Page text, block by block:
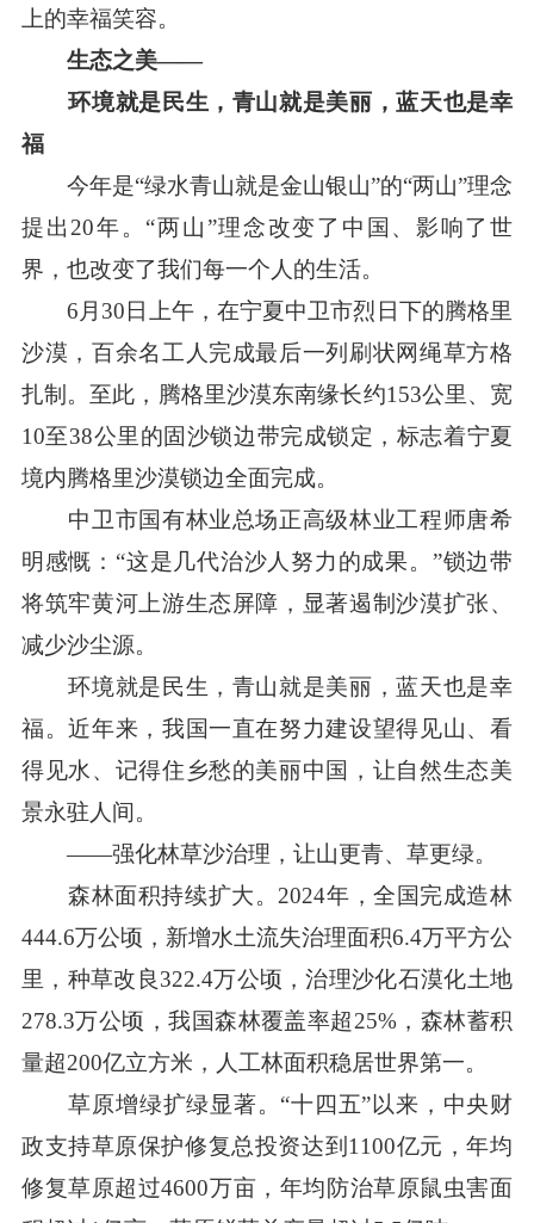
上的幸福笑容。
生态之美——
环境就是民生，青山就是美丽，蓝天也是幸
福
今年是“绿水青山就是金山银山”的“两山”理念
提出20年。“两山”理念改变了中国、影响了世
界，也改变了我们每一个人的生活。
6月30日上午，在宁夏中卫市烈日下的腾格里
沙漠，百余名工人完成最后一列刷状网绳草方格
扎制。至此，腾格里沙漠东南缘长约153公里、宽
10至38公里的固沙锁边带完成锁定，标志着宁夏
境内腾格里沙漠锁边全面完成。
中卫市国有林业总场正高级林业工程师唐希
明感慨：“这是几代治沙人努力的成果。”锁边带
将筑牢黄河上游生态屏障，显著遏制沙漠扩张、
减少沙尘源。
环境就是民生，青山就是美丽，蓝天也是幸
福。近年来，我国一直在努力建设望得见山、看
得见水、记得住乡愁的美丽中国，让自然生态美
景永驻人间。
——强化林草沙治理，让山更青、草更绿。
森林面积持续扩大。2024年，全国完成造林
444.6万公顷，新增水土流失治理面积6.4万平方公
里，种草改良322.4万公顷，治理沙化石漠化土地
278.3万公顷，我国森林覆盖率超25%，森林蓄积
量超200亿立方米，人工林面积稳居世界第一。
草原增绿扩绿显著。“十四五”以来，中央财
政支持草原保护修复总投资达到1100亿元，年均
修复草原超过4600万亩，年均防治草原鼠虫害面